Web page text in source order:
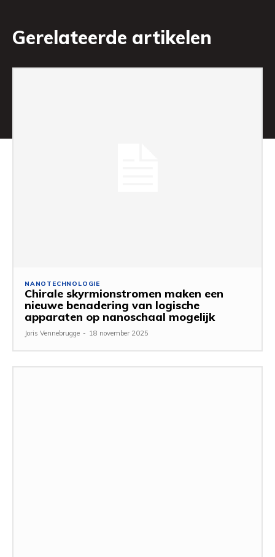
Gerelateerde artikelen
NANOTECHNOLOGIE
Chirale skyrmionstromen maken een
nieuwe benadering van logische
apparaten op nanoschaal mogelijk
Joris Vennebrugge - 18 november 2025